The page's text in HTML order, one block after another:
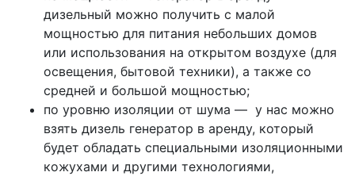
дизельный можно получить с малой
мощностью для питания небольших домов
или использования на открытом воздухе (для
освещения, бытовой техники), а также со
средней и большой мощностью;
по уровню изоляции от шума — у нас можно
взять дизель генератор в аренду, который
будет обладать специальными изоляционными
кожухами и другими технологиями,